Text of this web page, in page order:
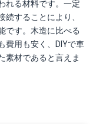
れる材料です。一定
することにより、
です。木造に比べる
費用も安く、DIYで車
素材であると言えま